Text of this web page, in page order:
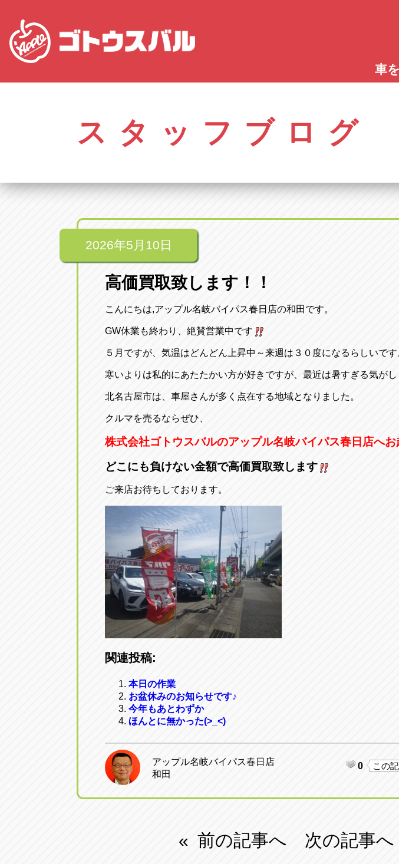
愛
アップル春日井中央店
0568-56-0001
アップル瀬戸店
059-331-6054
アップル春日井中央店
愛知県春日井市柏井町4-43-1
アップル一宮22号店
アップル春日井店
アップル碧南店
愛知県碧南市立山町4-32-1
アップル小牧店
アップル尾張旭店
愛知県尾張旭市印場元町5-2-8
オートフレンド
トラック市四日市店
三重県四日市市午起3丁目1番3号
アップル世田谷店
東京都世田谷区若林5-1-10
車
スタッフブログ
2026年5月10日
高価買取致します！！
こんにちは,アップル名岐バイパス春日店の和田です。
GW休業も終わり、絶賛営業中です
５月ですが、気温はどんどん上昇中～来週は３０度になるらしいです
寒いよりは私的にあたたかい方が好きですが、最近は暑すぎる気がし
北名古屋市は、車屋さんが多く点在する地域となりました。
クルマを売るならぜひ、
株式会社ゴトウスバルのアップル名岐バイパス春日店へお
どこにも負けない金額で高価買取致します
ご来店お待ちしております。
関連投稿:
本日の作業
お盆休みのお知らせです♪
今年もあとわずか
ほんとに無かった(>_<)
アップル名岐バイパス春日店
和田
0 この
« 前の記事へ 次の記事へ